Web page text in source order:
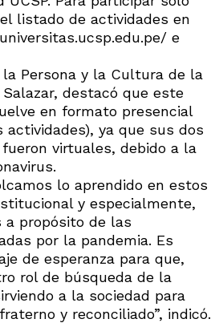
listado de actividades en
e
Persona y la Cultura de la
destacó que este
en formato presencial
actividades), ya que sus dos
virtuales, debido a la
lo aprendido en estos
y especialmente,
propósito de las
por la pandemia. Es
de esperanza para que,
rol de búsqueda de la
a la sociedad para
y reconciliado”, indicó.